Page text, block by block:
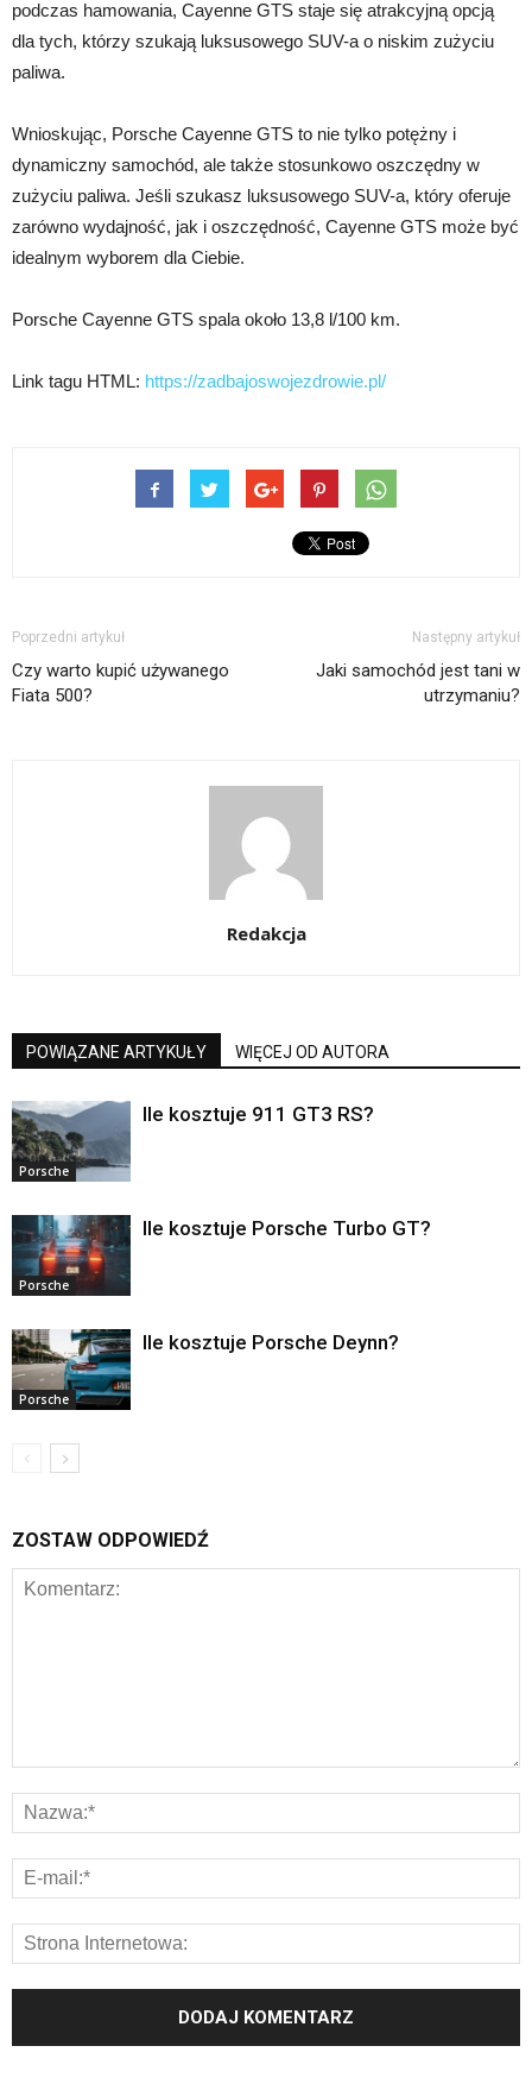
podczas hamowania, Cayenne GTS staje się atrakcyjną opcją
dla tych, którzy szukają luksusowego SUV-a o niskim zużyciu
paliwa.
Wnioskując, Porsche Cayenne GTS to nie tylko potężny i
dynamiczny samochód, ale także stosunkowo oszczędny w
zużyciu paliwa. Jeśli szukasz luksusowego SUV-a, który oferuje
zarówno wydajność, jak i oszczędność, Cayenne GTS może być
idealnym wyborem dla Ciebie.
Porsche Cayenne GTS spala około 13,8 l/100 km.
Link tagu HTML: https://zadbajoswojezdrowie.pl/
Poprzedni artykuł
Czy warto kupić używanego
Fiata 500?
Następny artykuł
Jaki samochód jest tani w
utrzymaniu?
Redakcja
POWIĄZANE ARTYKUŁY WIĘCEJ OD AUTORA
Porsche
Ile kosztuje 911 GT3 RS?
Porsche
Ile kosztuje Porsche Turbo GT?
Porsche
Ile kosztuje Porsche Deynn?
ZOSTAW ODPOWIEDŹ